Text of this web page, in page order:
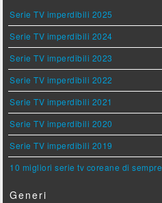
Serie TV imperdibili 2025
Serie TV imperdibili 2024
Serie TV imperdibili 2023
Serie TV imperdibili 2022
Serie TV imperdibili 2021
Serie TV imperdibili 2020
Serie TV imperdibili 2019
10 migliori serie tv coreane di sempre
Generi